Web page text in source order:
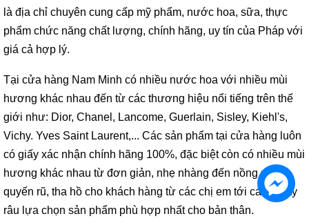
là địa chỉ chuyên cung cấp mỹ phẩm, nước hoa, sữa, thực
phẩm chức năng chất lượng, chính hãng, uy tín của Pháp với
giá cả hợp lý.
Tại cửa hàng Nam Minh có nhiều nước hoa với nhiều mùi
hương khác nhau đến từ các thương hiệu nổi tiếng trên thế
giới như: Dior, Chanel, Lancome, Guerlain, Sisley, Kiehl's,
Vichy. Yves Saint Laurent,... Các sản phẩm tại cửa hàng luôn
có giấy xác nhận chính hãng 100%, đặc biệt còn có nhiều mùi
hương khác nhau từ đơn giản, nhẹ nhàng đến nồng nàn,
quyến rũ, tha hồ cho khách hàng từ các chị em tới cánh mày
râu lựa chọn sản phẩm phù hợp nhất cho bản thân.